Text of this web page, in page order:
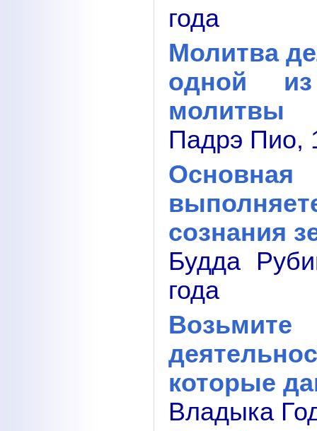
года
Молитва
одной
молитвы
Падрэ Пио,
сознания
Будда
года
которые
Владыка